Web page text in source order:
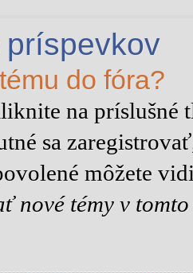
do fóra?
na príslušné
sa
môžete
nové témy v